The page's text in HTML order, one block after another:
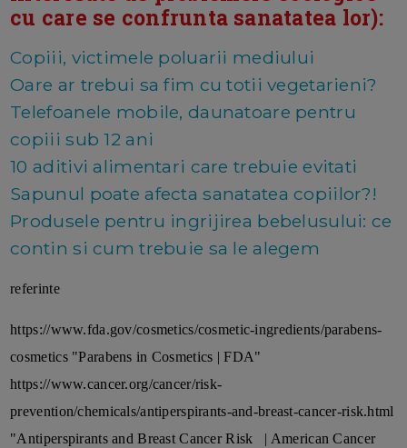
cu care se confrunta sanatatea lor):
Copiii, victimele poluarii mediului
Oare ar trebui sa fim cu totii vegetarieni?
Telefoanele mobile, daunatoare pentru
copiii sub 12 ani
10 aditivi alimentari care trebuie evitati
Sapunul poate afecta sanatatea copiilor?!
Produsele pentru ingrijirea bebelusului: ce
contin si cum trebuie sa le alegem
referinte
https://www.fda.gov/cosmetics/cosmetic-ingredients/parabens-
cosmetics "Parabens in Cosmetics | FDA"
https://www.cancer.org/cancer/risk-
prevention/chemicals/antiperspirants-and-breast-cancer-risk.html
"Antiperspirants and Breast Cancer Risk | American Cancer